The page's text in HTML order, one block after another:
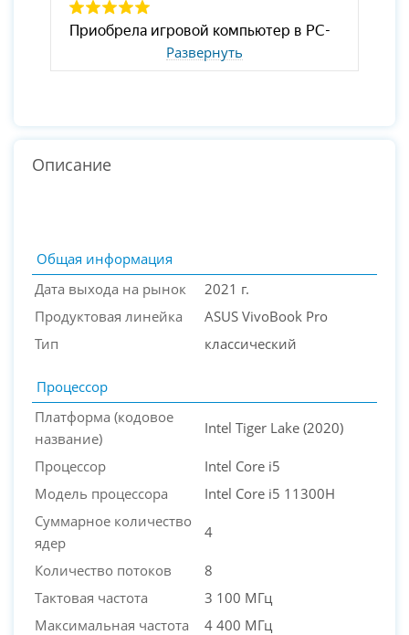
PC-Arena на карте Москвы — Яндекс Карты
Развернуть
Описание
Общая информация
Дата выхода на рынок
2021 г.
Продуктовая линейка
ASUS VivoBook Pro
Тип
классический
Процессор
Платформа (кодовое
название)
Intel Tiger Lake (2020)
Процессор
Intel Core i5
Модель процессора
Intel Core i5 11300H
Суммарное количество
ядер
4
Количество потоков
8
Тактовая частота
3 100 МГц
Максимальная частота
4 400 МГц